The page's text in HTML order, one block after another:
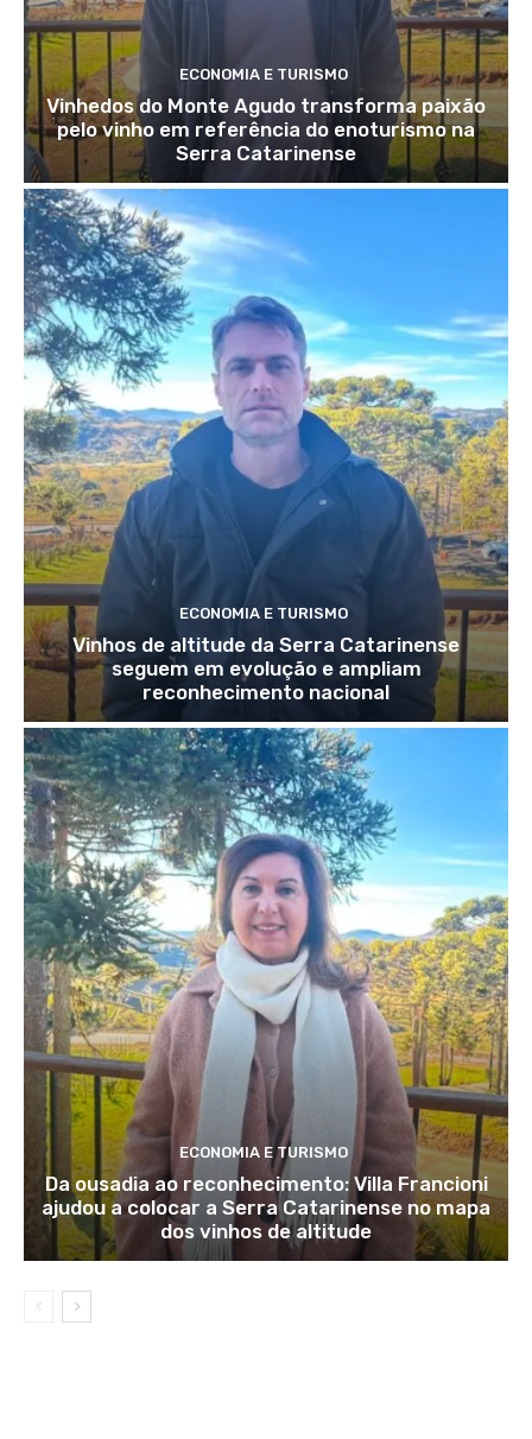
ECONOMIA E TURISMO
Vinhedos do Monte Agudo transforma paixão
pelo vinho em referência do enoturismo na
Serra Catarinense
ECONOMIA E TURISMO
Vinhos de altitude da Serra Catarinense
seguem em evolução e ampliam
reconhecimento nacional
ECONOMIA E TURISMO
Da ousadia ao reconhecimento: Villa Francioni
ajudou a colocar a Serra Catarinense no mapa
dos vinhos de altitude